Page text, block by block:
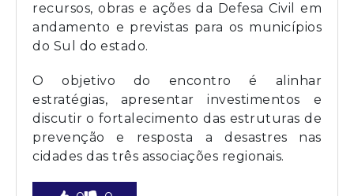
recursos, obras e ações da Defesa Civil em
andamento e previstas para os municípios
do Sul do estado.
O objetivo do encontro é alinhar
estratégias, apresentar investimentos e
discutir o fortalecimento das estruturas de
prevenção e resposta a desastres nas
cidades das três associações regionais.